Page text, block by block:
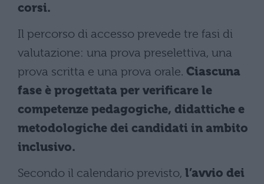
corsi.
Il percorso di accesso prevede tre fasi di
valutazione: una prova preselettiva, una
prova scritta e una prova orale. Ciascuna
fase è progettata per verificare le
competenze pedagogiche, didattiche e
metodologiche dei candidati in ambito
inclusivo.
Secondo il calendario previsto, l’avvio dei